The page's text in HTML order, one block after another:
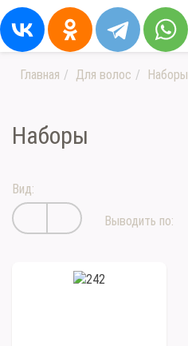
Главная Для волос Наборы
Наборы
Вид:
Выводить по: